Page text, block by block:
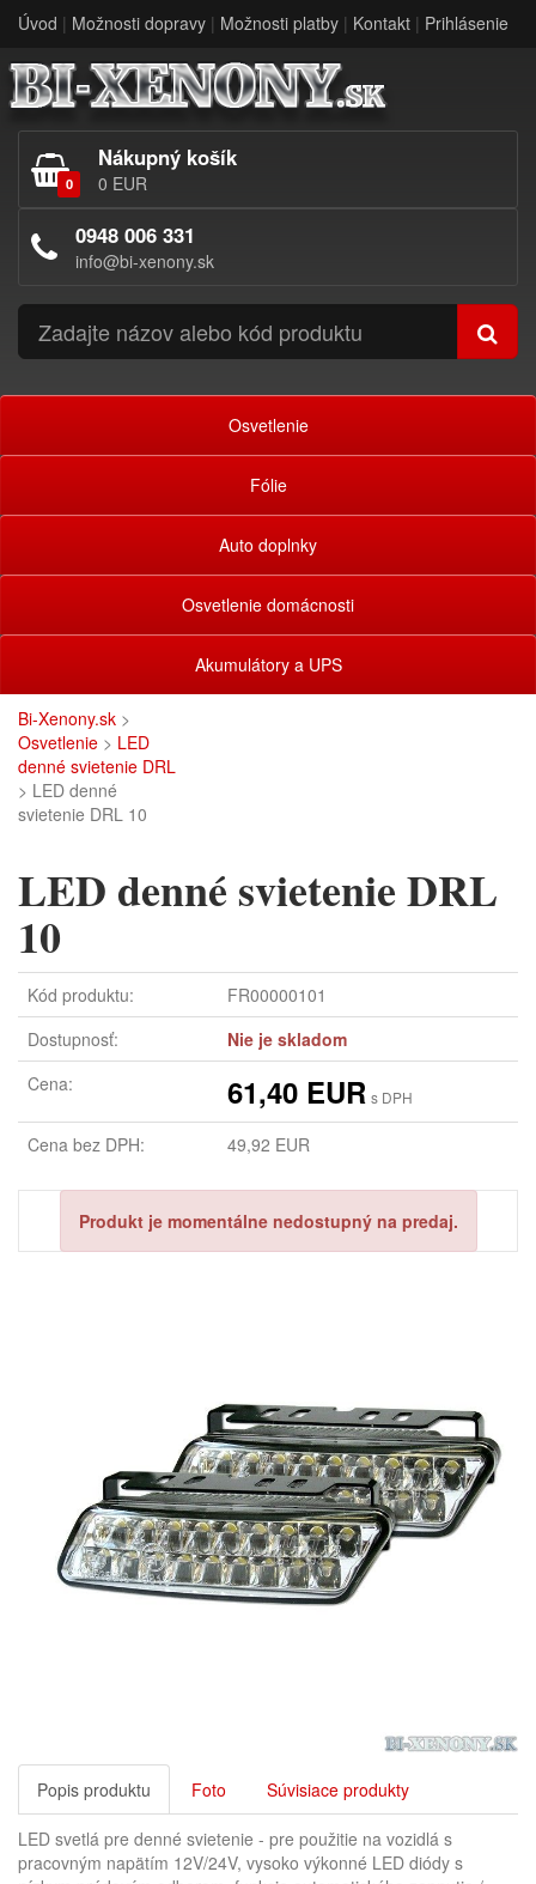
Úvod | Možnosti dopravy | Možnosti platby | Kontakt | Prihlásenie
0
Nákupný košík
0 EUR
0948 006 331
info@bi-xenony.sk
Osvetlenie
Fólie
Auto doplnky
Osvetlenie domácnosti
Akumulátory a UPS
Bi-Xenony.sk >
Osvetlenie > LED
denné svietenie DRL
> LED denné
svietenie DRL 10
LED denné svietenie DRL
10
Kód produktu:
FR00000101
Dostupnosť:
Nie je skladom
Cena:
61,40 EUR s DPH
Cena bez DPH: 49,92 EUR
Produkt je momentálne nedostupný na predaj.
Popis produktu Foto Súvisiace produkty
LED svetlá pre denné svietenie - pre použitie na vozidlá s
pracovným napätím 12V/24V, vysoko výkonné LED diódy s